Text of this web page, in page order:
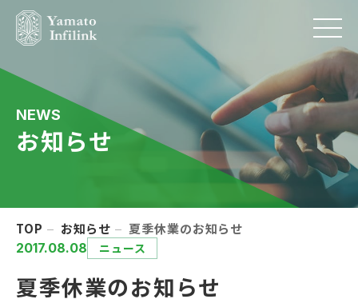
お知らせ
NEWS
TOP お知らせ 夏季休業のお知らせ
2017.08.08 ニュース
夏季休業のお知らせ